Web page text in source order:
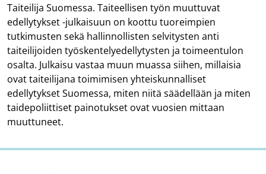
Taiteilija Suomessa. Taiteellisen työn muuttuvat
edellytykset -julkaisuun on koottu tuoreimpien
tutkimusten sekä hallinnollisten selvitysten anti
taiteilijoiden työskentelyedellytysten ja toimeentulon
osalta. Julkaisu vastaa muun muassa siihen, millaisia
ovat taiteilijana toimimisen yhteiskunnalliset
edellytykset Suomessa, miten niitä säädellään ja miten
taidepoliittiset painotukset ovat vuosien mittaan
muuttuneet.